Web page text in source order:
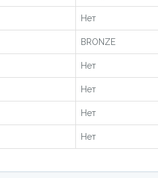
Нет
BRONZE
Нет
Нет
Нет
Нет